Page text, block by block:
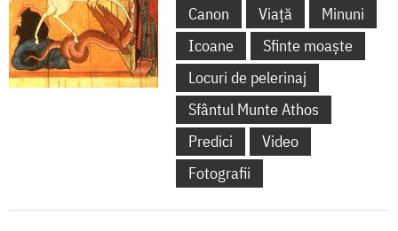
Canon
Viață
Minuni
Icoane
Sfinte moaște
Locuri de pelerinaj
Sfântul Munte Athos
Predici
Video
Fotografii